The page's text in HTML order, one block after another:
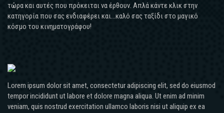
τώρα και αυτές που πρόκειται να έρθουν. Απλά κάντε κλικ στην
κατηγορία που σας ενδιαφέρει και...καλό σας ταξίδι στο μαγικό
κόσμο του κινηματογράφου!
Lorem ipsum dolor sit amet, consectetur adipiscing elit, sed do eiusmod
tempor incididunt ut labore et dolore magna aliqua. Ut enim ad minim
veniam, quis nostrud exercitation ullamco laboris nisi ut aliquip ex ea